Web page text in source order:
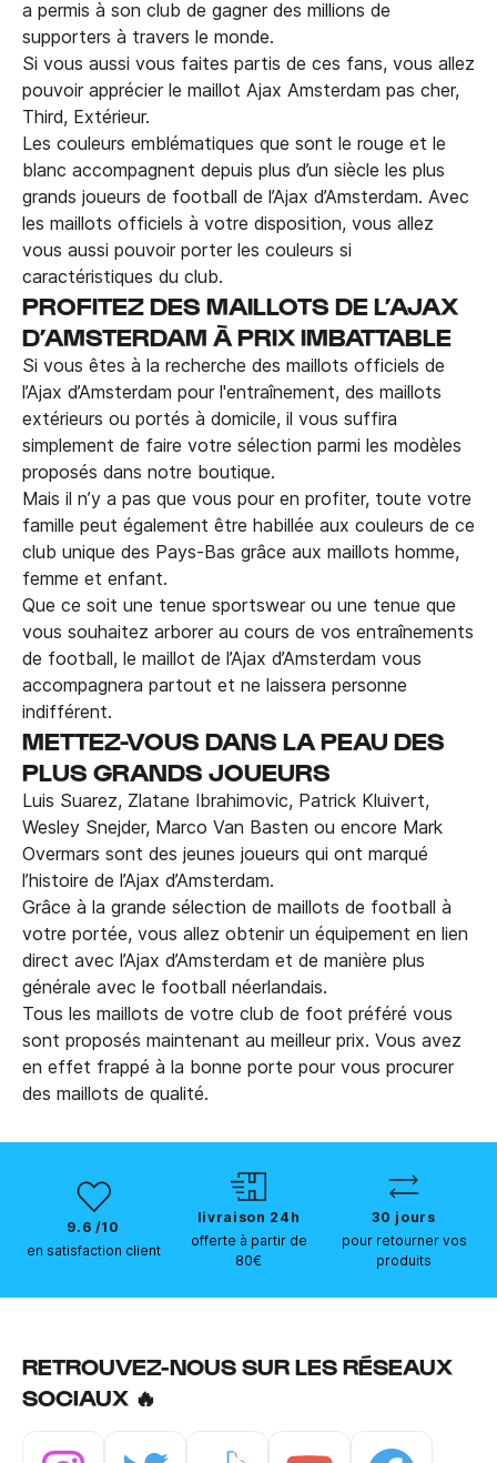
a permis à son club de gagner des millions de
supporters à travers le monde.
Si vous aussi vous faites partis de ces fans, vous allez
pouvoir apprécier le maillot Ajax Amsterdam pas cher,
Third, Extérieur.
Les couleurs emblématiques que sont le rouge et le
blanc accompagnent depuis plus d’un siècle les plus
grands joueurs de football de l’Ajax d’Amsterdam. Avec
les maillots officiels à votre disposition, vous allez
vous aussi pouvoir porter les couleurs si
caractéristiques du club.
PROFITEZ DES MAILLOTS DE L’AJAX
D’AMSTERDAM À PRIX IMBATTABLE
Si vous êtes à la recherche des maillots officiels de
l’Ajax d’Amsterdam pour l'entraînement, des maillots
extérieurs ou portés à domicile, il vous suffira
simplement de faire votre sélection parmi les modèles
proposés dans notre boutique.
Mais il n’y a pas que vous pour en profiter, toute votre
famille peut également être habillée aux couleurs de ce
club unique des Pays-Bas grâce aux maillots homme,
femme et enfant.
Que ce soit une tenue sportswear ou une tenue que
vous souhaitez arborer au cours de vos entraînements
de football, le maillot de l’Ajax d’Amsterdam vous
accompagnera partout et ne laissera personne
indifférent.
METTEZ-VOUS DANS LA PEAU DES
PLUS GRANDS JOUEURS
Luis Suarez, Zlatane Ibrahimovic, Patrick Kluivert,
Wesley Snejder, Marco Van Basten ou encore Mark
Overmars sont des jeunes joueurs qui ont marqué
l’histoire de l’Ajax d’Amsterdam.
Grâce à la grande sélection de maillots de football à
votre portée, vous allez obtenir un équipement en lien
direct avec l’Ajax d’Amsterdam et de manière plus
générale avec le football néerlandais.
Tous les maillots de votre club de foot préféré vous
sont proposés maintenant au meilleur prix. Vous avez
en effet frappé à la bonne porte pour vous procurer
des maillots de qualité.
9.6 /10
en satisfaction client
livraison 24h
offerte à partir de
80€
30 jours
pour retourner vos
produits
RETROUVEZ-NOUS SUR LES RÉSEAUX
SOCIAUX 🔥